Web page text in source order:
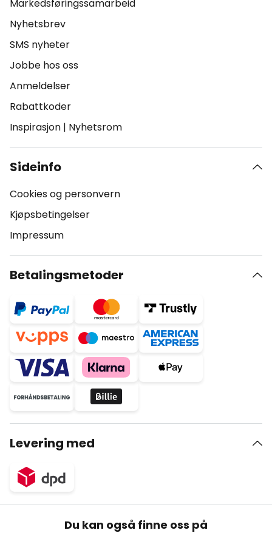
Markedsføringssamarbeid
Nyhetsbrev
SMS nyheter
Jobbe hos oss
Anmeldelser
Rabattkoder
Inspirasjon | Nyhetsrom
Sideinfo
Cookies og personvern
Kjøpsbetingelser
Impressum
Betalingsmetoder
Levering med
Du kan også finne oss på